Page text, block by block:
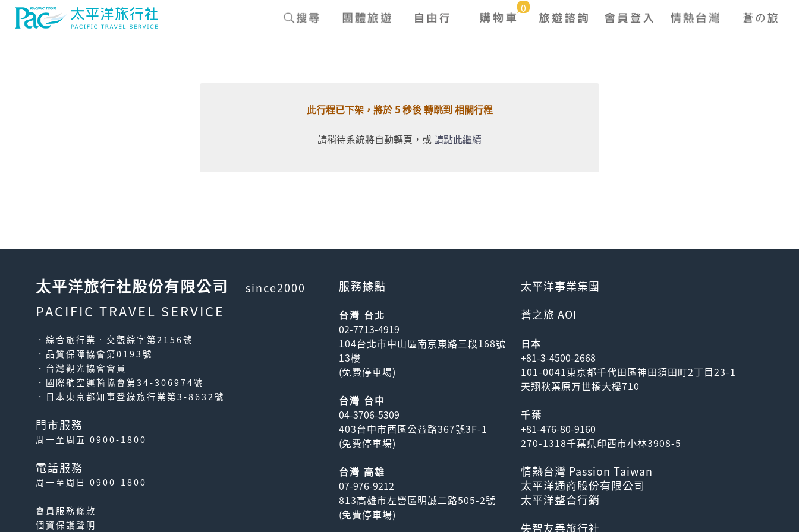
0
此行程已下架，將於 5 秒後 轉跳到 相關行程
請稍待系統將自動轉頁，或請點此繼續
太平洋旅行社股份有限公司 since2000
PACIFIC TRAVEL SERVICE
．綜合旅行業‧交觀綜字第2156號
．品質保障協會第0193號
．台灣觀光協會會員
．國際航空運輸協會第34-306974號
．日本東京都知事登錄旅行業第3-8632號
門市服務
周一至周五 0900-1800
電話服務
周一至周日 0900-1800
會員服務條款
個資保護聲明
服務據點
台灣 台北
02-7713-4919
104台北市中山區南京東路三段168號
13樓
(免費停車場)
台灣 台中
04-3706-5309
403台中市西區公益路367號3F-1
(免費停車場)
台灣 高雄
07-976-9212
813高雄市左營區明誠二路505-2號
(免費停車場)
太平洋事業集團
蒼之旅 AOI
日本
+81-3-4500-2668
101-0041東京都千代田區神田須田町2丁目23-1
天翔秋葉原万世橋大樓710
千葉
+81-476-80-9160
270-1318千葉県印西市小林3908-5
情熱台灣 Passion Taiwan
太平洋通商股份有限公司
太平洋整合行銷
失智友善旅行社